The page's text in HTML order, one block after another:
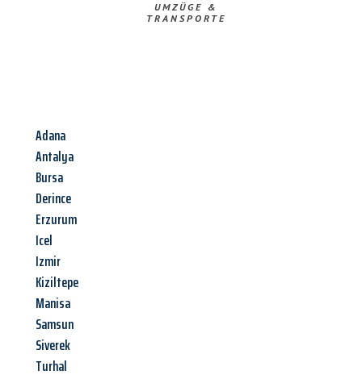
UMZÜGE &
TRANSPORTE
Adana
Antalya
Bursa
Derince
Erzurum
Icel
Izmir
Kiziltepe
Manisa
Samsun
Siverek
Turhal